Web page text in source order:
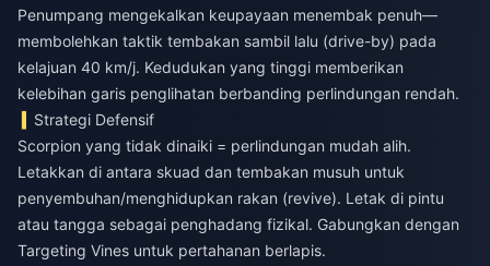
Penumpang mengekalkan keupayaan menembak penuh—
membolehkan taktik tembakan sambil lalu (drive-by) pada
kelajuan 40 km/j. Kedudukan yang tinggi memberikan
kelebihan garis penglihatan berbanding perlindungan rendah.
Strategi Defensif
Scorpion yang tidak dinaiki = perlindungan mudah alih.
Letakkan di antara skuad dan tembakan musuh untuk
penyembuhan/menghidupkan rakan (revive). Letak di pintu
atau tangga sebagai penghadang fizikal. Gabungkan dengan
Targeting Vines untuk pertahanan berlapis.